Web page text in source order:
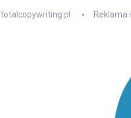
totalcopywriting.pl Reklama